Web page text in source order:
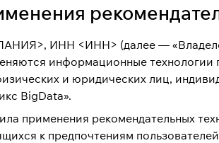
ИНН <ИНН> (далее —
информационные технологии
и юридических лиц,
BigData».
применения рекомендательных
к предпочтениям